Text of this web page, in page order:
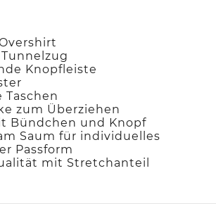
Knopfleiste
Taschen
zum Überziehen
Bündchen und Knopf
Saum für individuelles
Passform
mit Stretchanteil